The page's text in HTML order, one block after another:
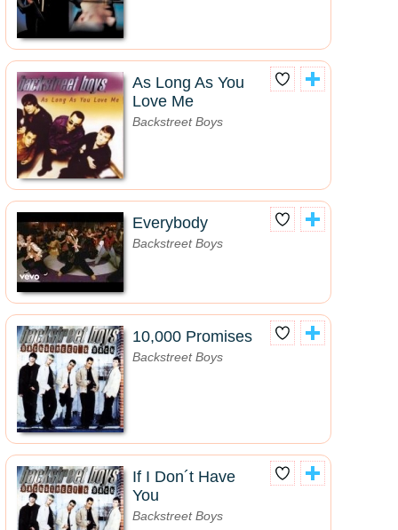
As Long As You
Love Me
Backstreet Boys
Everybody
Backstreet Boys
10,000 Promises
Backstreet Boys
If I Don´t Have
You
Backstreet Boys